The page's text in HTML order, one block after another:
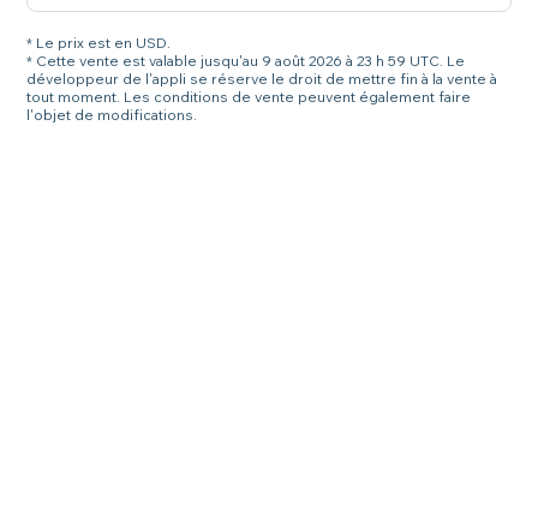
* Le prix est en USD.
* Cette vente est valable jusqu'au 9 août 2026 à 23 h 59 UTC. Le
développeur de l'appli se réserve le droit de mettre fin à la vente à
tout moment. Les conditions de vente peuvent également faire
l'objet de modifications.